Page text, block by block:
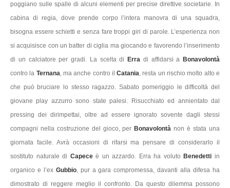
poggiano sulle spalle di alcuni elementi per precise direttive societarie. In
cabina di regia, dove prende corpo l’intera manovra di una squadra,
bisogna essere schietti e senza fare troppi giri di parole. L’esperienza non
si acquisisce con un batter di ciglia ma giocando e favorendo l’inserimento
di un calciatore per gradi. La scelta di Erra di affidarsi a Bonavolontà
contro la Ternana, ma anche contro ilCatania, resta un rischio molto alto e
che può bruciare lo stesso ragazzo. Sabato pomeriggio le difficoltà del
giovane play azzurro sono state palesi. Risucchiato ed annientato dal
pressing dei dirimpettai, oltre ad essere ignorato sovente dagli stessi
compagni nella costruzione del gioco, perBonavolontà non è stata una
giornata facile. Avrà occasioni di rifarsi ma pensare di considerarlo il
sostituto naturale di Capeceè un azzardo. Erra ha volutoBenedetti in
organico e l’ex Gubbio, pur a gara compromessa, davanti alla difesa ha
dimostrato di reggere meglio il confronto. Da questo dilemma possono